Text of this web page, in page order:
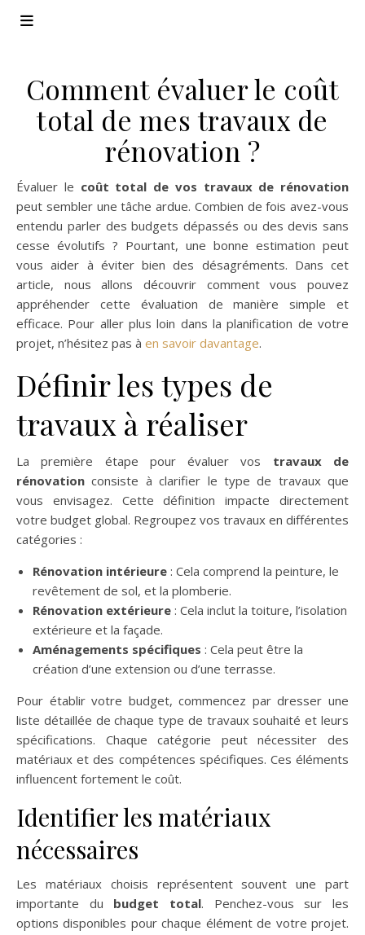
Comment évaluer le coût
total de mes travaux de
rénovation ?
Évaluer le coût total de vos travaux de rénovation
peut sembler une tâche ardue. Combien de fois avez-vous
entendu parler des budgets dépassés ou des devis sans
cesse évolutifs ? Pourtant, une bonne estimation peut
vous aider à éviter bien des désagréments. Dans cet
article, nous allons découvrir comment vous pouvez
appréhender cette évaluation de manière simple et
efficace. Pour aller plus loin dans la planification de votre
projet, n’hésitez pas à en savoir davantage.
Définir les types de
travaux à réaliser
La première étape pour évaluer vos travaux de
rénovation consiste à clarifier le type de travaux que
vous envisagez. Cette définition impacte directement
votre budget global. Regroupez vos travaux en différentes
catégories :
Rénovation intérieure : Cela comprend la peinture, le
revêtement de sol, et la plomberie.
Rénovation extérieure : Cela inclut la toiture, l’isolation
extérieure et la façade.
Aménagements spécifiques : Cela peut être la
création d’une extension ou d’une terrasse.
Pour établir votre budget, commencez par dresser une
liste détaillée de chaque type de travaux souhaité et leurs
spécifications. Chaque catégorie peut nécessiter des
matériaux et des compétences spécifiques. Ces éléments
influencent fortement le coût.
Identifier les matériaux
nécessaires
Les matériaux choisis représentent souvent une part
importante du budget total. Penchez-vous sur les
options disponibles pour chaque élément de votre projet.